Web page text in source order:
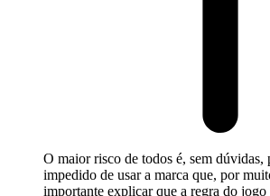
O maior risco de todos é, sem dúvidas,
impedido de usar a marca que, por
importante explicar que a regra do jogo